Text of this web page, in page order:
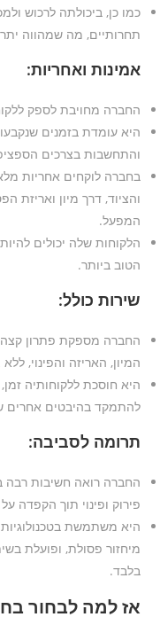
כמו כן, ביכולתה לרכוש
תחרותיים, מה שמהווה
אמינות ואחריות:
החברה מחויבת לספק
היא עומדת בזמנים
והתחשבות בצרכים
בחברה לוקחים אחריות
והציוד, דרך מיון ואריזת
המפעל.
הלקוחות שלה יכולים
הטוב ביותר.
שירות כולל:
החברה מספקת פתרון קצה
המיון, האריזה והפינוי,
היא חוסכת ללקוחותיה
להתמקד בהיבטים אחרים
תרומה לסביבה:
החברה רואה חשיבות רבה
פירוק ופינוי תוך הקפדה
היא משתמשת
מיחזור פסולת, ופועלת
בלבד.
אז למה לבחור